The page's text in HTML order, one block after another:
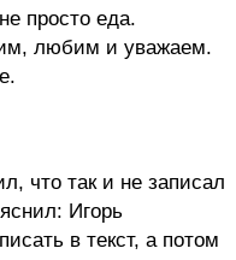
просто еда.
любим и уважаем.
что так и не записал
Игорь
в текст, а потом